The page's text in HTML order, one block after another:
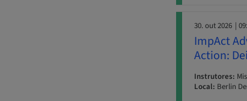
30. out 2026 |
ImpAct
Action:
Instrutores:
Local: Berlin